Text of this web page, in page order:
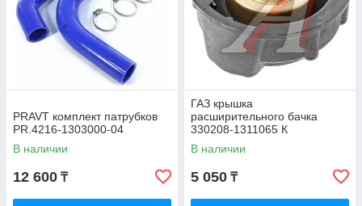
PRAVT комплект патрубков
PR.4216-1303000-04
В наличии
12 600 ₸
ГАЗ крышка
расширительного бачка
330208-1311065 К
В наличии
5 050 ₸